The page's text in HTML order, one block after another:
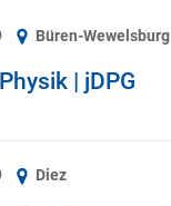
Büren-Wewelsburg
| jDPG
Diez